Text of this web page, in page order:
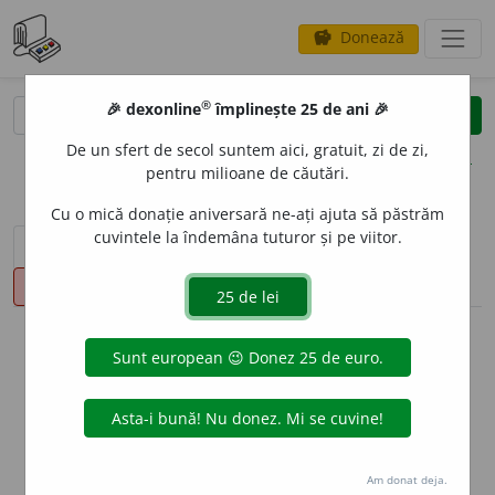
savings Donează
clear
opțiuni
sinteza definițiilor (1) definiții (5)
declinări
info
Aceste definiții sunt compilate de
echipa dexonline. Definițiile
originale se află pe filadefiniții.
Puteți reordona filele pe pagina de
🎉 dexonline® împlinește 25 de ani 🎉
De un sfert de secol suntem aici, gratuit, zi de zi,
pentru milioane de căutări.
Cu o mică donație aniversară ne-ați ajuta să păstrăm
cuvintele la îndemâna tuturor și pe viitor.
Am donat deja.